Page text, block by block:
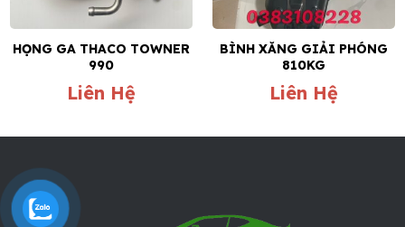
HỌNG GA THACO TOWNER
990
Liên Hệ
BÌNH XĂNG GIẢI PHÓNG
810KG
Liên Hệ